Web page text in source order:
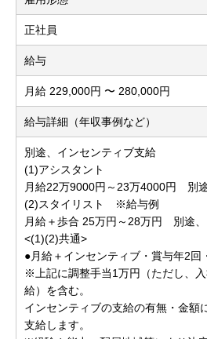
正社員
給与
月給 229,000円 〜 280,000円
給与詳細（年収事例など）
別途、インセンティブ支給
(1)アシスタント
月給22万9000円～23万4000円 別
(2)スタイリスト ※給与例
月給＋歩合 25万円～28万円 別途
<(1)(2)共通>
●月給＋インセンティブ・賞与年2回
※上記に調整手当1万円（ただし、
給）を含む。
インセンティブの支給の有無・金額
支給します。